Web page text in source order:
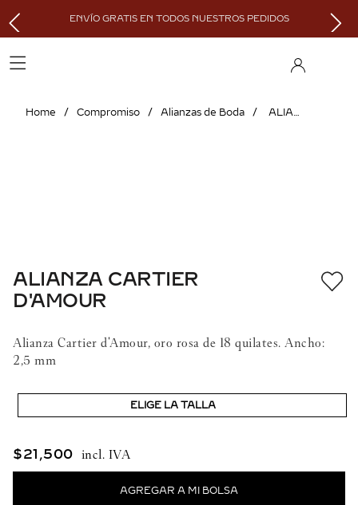
ENVÍO GRATIS EN TODOS NUESTROS PEDIDOS
Compromiso Alianzas de Boda ALIANZA CARTIER D'AMOUR
ALIANZA CARTIER
D'AMOUR
Alianza Cartier d'Amour, oro rosa de 18 quilates. Ancho:
2,5 mm
ELIGE LA TALLA
$21 ,500